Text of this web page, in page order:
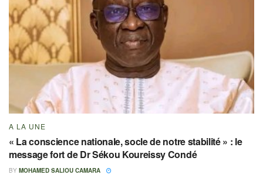
A LA UNE
« La conscience nationale, socle de notre stabilité » : le
message fort de Dr Sékou Koureissy Condé
BY MOHAMED SALIOU CAMARA